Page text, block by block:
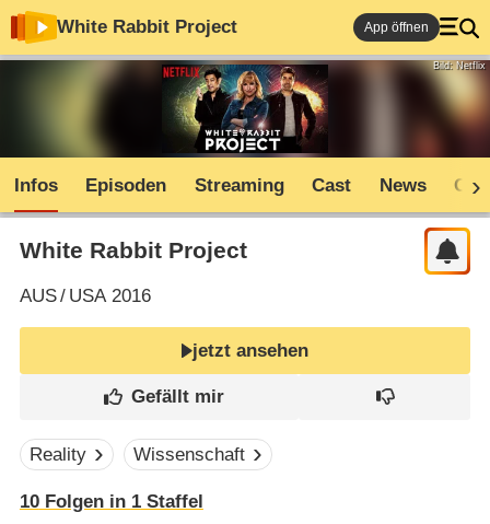
White Rabbit Project App öffnen
Bild: Netflix
Infos Episoden Streaming Cast News
White Rabbit Project
AUS/ USA2016
jetzt ansehen
Reality Wissenschaft
10Folgen in 1Staffel